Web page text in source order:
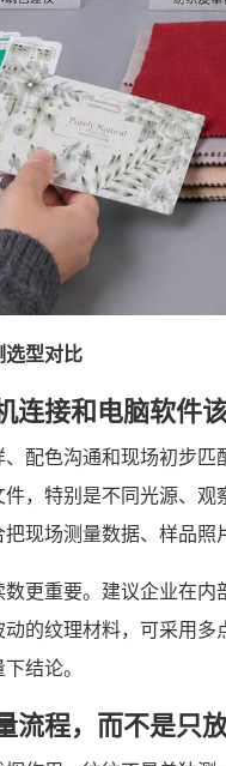
选型对比
连接和电脑软件
配色沟通和现场初步
，特别是不同光源、
现场测量数据、样品照
更重要。建议企业在
的纹理材料，可采用
结论。
流程，而不是只